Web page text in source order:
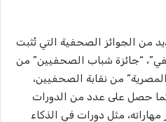
الجوائز الصحفية التي تُثبت
“جائزة شباب الصحفيين” من
من نقابة الصحفيين،
حصل على عدد من الدورات
مهاراته، مثل دورات في الذكاء